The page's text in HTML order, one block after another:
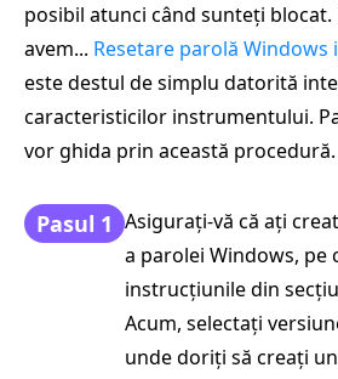
posibil atunci când sunteți blocat.
avem... Resetare parolă Windows
este destul de simplu datorită
caracteristicilor instrumentului.
vor ghida prin această procedură.
Pasul 1 Asigurați-vă că ați
a parolei Windows, pe
instrucțiunile din
Acum, selectați
unde doriți să creați